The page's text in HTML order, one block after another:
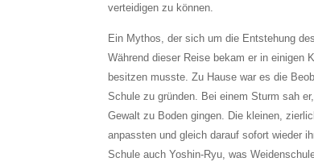
verteidigen zu können.
Ein Mythos, der sich um die Entstehung
Während dieser Reise bekam er in einigen
besitzen musste. Zu Hause war es die
Schule zu gründen. Bei einem Sturm sah
Gewalt zu Boden gingen. Die kleinen,
anpassten und gleich darauf sofort wieder
Schule auch Yoshin-Ryu, was